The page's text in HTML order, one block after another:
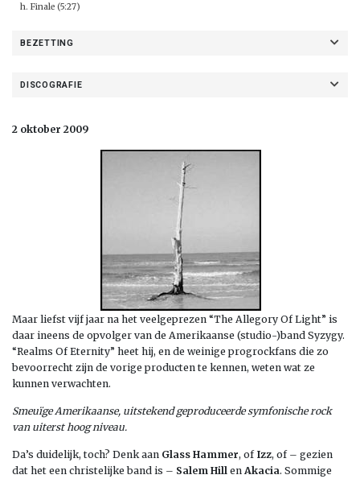
h. Finale (5:27)
BEZETTING
DISCOGRAFIE
2 oktober 2009
Maar liefst vijf jaar na het veelgeprezen “The Allegory Of Light” is
daar ineens de opvolger van de Amerikaanse (studio-)band Syzygy.
“Realms Of Eternity” heet hij, en de weinige progrockfans die zo
bevoorrecht zijn de vorige producten te kennen, weten wat ze
kunnen verwachten.
Smeuïge Amerikaanse, uitstekend geproduceerde symfonische rock
van uiterst hoog niveau.
Da’s duidelijk, toch? Denk aan Glass Hammer, of Izz, of – gezien
dat het een christelijke band is – Salem Hill en Akacia. Sommige